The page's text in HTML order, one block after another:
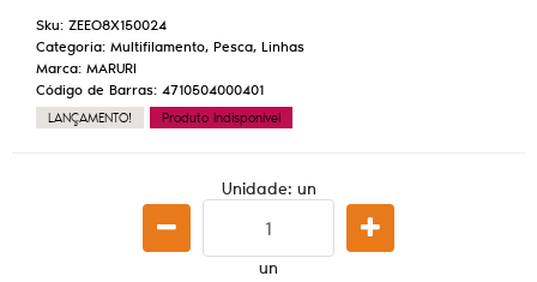
Sku: ZEEO8X150024
Categoria: Multifilamento, Pesca, Linhas
Marca: MARURI
Código de Barras: 4710504000401
LANÇAMENTO! Produto Indisponível
Unidade: un
un